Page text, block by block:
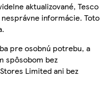
aktualizované, Tesco
informácie. Toto
pre osobnú potrebu, a
spôsobom bez
Limited ani bez